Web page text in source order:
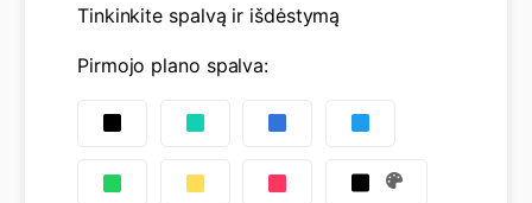
Tinkinkite spalvą ir išdėstymą
Pirmojo plano spalva: